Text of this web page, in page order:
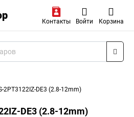
Контакты Войти Корзина
2PT3122IZ-DE3 (2.8-12mm)
DE3 (2.8-12mm)